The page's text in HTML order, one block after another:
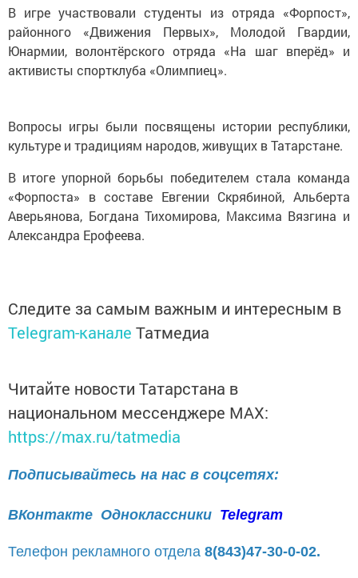
В игре участвовали студенты из отряда «Форпост»,
районного «Движения Первых», Молодой Гвардии,
Юнармии, волонтёрского отряда «На шаг вперёд» и
активисты спортклуба «Олимпиец».
Вопросы игры были посвящены истории республики,
культуре и традициям народов, живущих в Татарстане.
В итоге упорной борьбы победителем стала команда
«Форпоста» в составе Евгении Скрябиной, Альберта
Аверьянова, Богдана Тихомирова, Максима Вязгина и
Александра Ерофеева.
Следите за самым важным и интересным в
Telegram-канале Татмедиа
Читайте новости Татарстана в
национальном мессенджере MАХ:
https://max.ru/tatmedia
Подписывайтесь на нас в соцсетях:
ВКонтакте Одноклассники Telegram
Телефон рекламного отдела 8(843)47-30-0-02.